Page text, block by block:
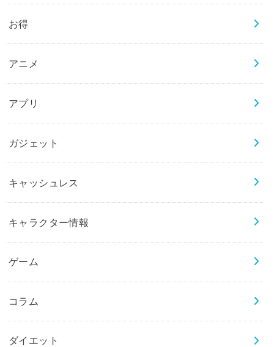
お得
アニメ
アプリ
ガジェット
キャッシュレス
キャラクター情報
ゲーム
コラム
ダイエット